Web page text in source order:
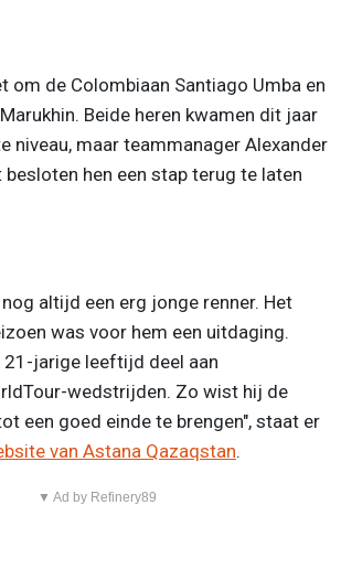
om de Colombiaan Santiago Umba en
Beide heren kwamen dit jaar
niveau, maar teammanager Alexander
hen een stap terug te laten
altijd een erg jonge renner. Het
was voor hem een uitdaging.
21-jarige leeftijd deel aan
wedstrijden. Zo wist hij de
een goed einde te brengen", staat er
van Astana Qazaqstan.
▼ Ad by Refinery89